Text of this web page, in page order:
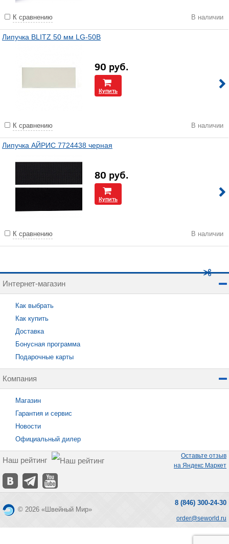
К сравнению В наличии
Липучка BLITZ 50 мм LG-50B
90 руб.
Купить
К сравнению В наличии
Липучка АЙРИС 7724438 черная
80 руб.
Купить
К сравнению В наличии
Интернет-магазин
Как выбрать
Как купить
Доставка
Бонусная программа
Подарочные карты
Компания
Магазин
Гарантия и сервис
Новости
Официальный дилер
Наш рейтинг
Оставьте отзыв
на Яндекс Маркет
© 2026 «Швейный Мир»
8 (846) 300-24-30
order@seworld.ru